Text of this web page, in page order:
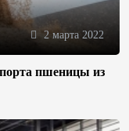
2 марта 2022
пшеницы из